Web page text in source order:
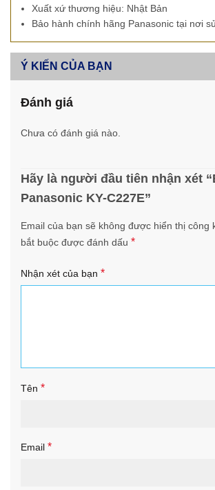
Xuất xứ thương hiệu: Nhật Bản
Bảo hành chính hãng Panasonic tại nơi
Ý KIẾN CỦA BẠN
Đánh giá
Chưa có đánh giá nào.
Hãy là người đầu tiên nhận xét
Panasonic KY-C227E”
Email của bạn sẽ không được hiển thị công
bắt buộc được đánh dấu *
Nhận xét của bạn *
Tên *
Email *